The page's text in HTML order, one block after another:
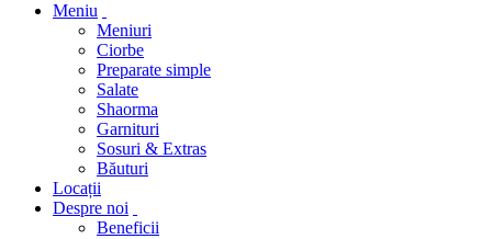
Meniu
Meniuri
Ciorbe
Preparate simple
Salate
Shaorma
Garnituri
Sosuri & Extras
Băuturi
Locații
Despre noi
Beneficii